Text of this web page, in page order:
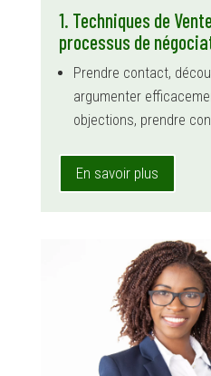
1. Techniques de
processus de
Prendre contact,
argumenter
objections, prendre
En savoir plus